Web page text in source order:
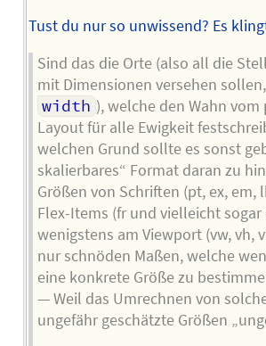
Tust du nur so unwissend? Es
Sind das die Orte (also all die
mit Dimensionen versehen
width ), welche den Wahn vom
Layout für alle Ewigkeit
welchen Grund sollte es sonst
skalierbares“ Format daran zu
Größen von Schriften (pt, ex, em,
Flex-Items (fr und vielleicht
wenigstens am Viewport (vw, vh,
nur schnöden Maßen, welche
eine konkrete Größe zu
— Weil das Umrechnen von
ungefähr geschätzte Größen